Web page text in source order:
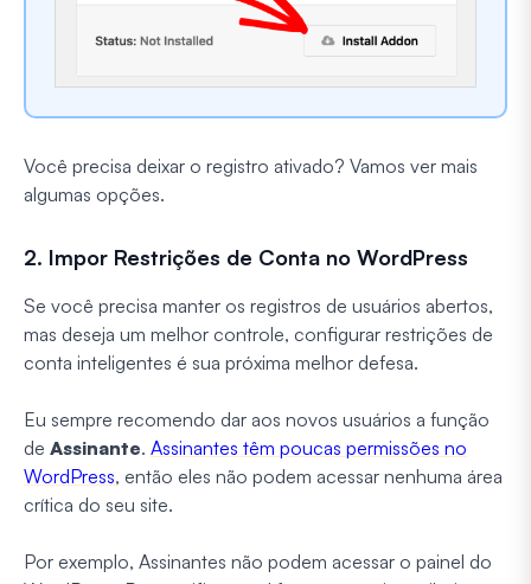
Você precisa deixar o registro ativado? Vamos ver mais
algumas opções.
2. Impor Restrições de Conta no WordPress
Se você precisa manter os registros de usuários abertos,
mas deseja um melhor controle, configurar restrições de
conta inteligentes é sua próxima melhor defesa.
Eu sempre recomendo dar aos novos usuários a função
de Assinante. Assinantes têm poucas permissões no
WordPress, então eles não podem acessar nenhuma área
crítica do seu site.
Por exemplo, Assinantes não podem acessar o painel do